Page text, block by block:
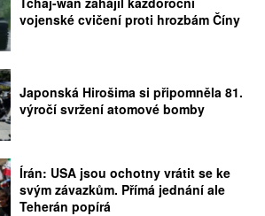
vojenské cvičení proti hrozbám Číny
Japonská Hirošima si připomněla 81.
výročí svržení atomové bomby
Írán: USA jsou ochotny vrátit se ke
svým závazkům. Přímá jednání ale
Teherán popírá